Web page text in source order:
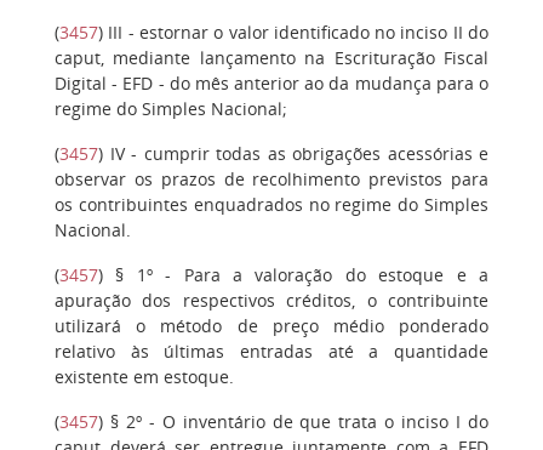
(3457) III - estornar o valor identificado no inciso II do
caput, mediante lançamento na Escrituração Fiscal
Digital - EFD - do mês anterior ao da mudança para o
regime do Simples Nacional;
(3457) IV- cumprir todas as obrigações acessórias e
observar os prazos de recolhimento previstos para
os contribuintes enquadrados no regime do Simples
Nacional.
(3457) § 1º- Para a valoração do estoque e a
apuração dos respectivos créditos, o contribuinte
utilizará o método de preço médio ponderado
relativo às últimas entradas até a quantidade
existente em estoque.
(3457) § 2º - O inventário de que trata o inciso I do